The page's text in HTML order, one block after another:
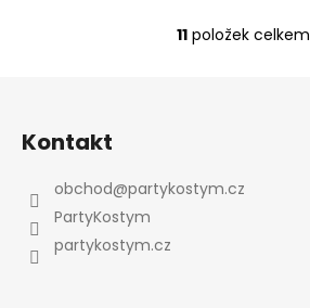
O
c
11položek celkem
Kontakt
obchod@partykostym.cz
PartyKostym
partykostym.cz